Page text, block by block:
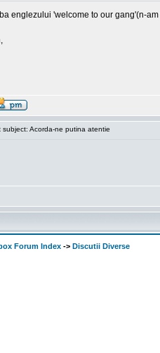
englezului 'welcome to our gang'(n-
Acorda-ne putina atentie
Forum Index -> Discutii Diverse